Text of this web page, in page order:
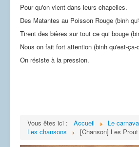
Pour qu'on vient dans leurs chapelles.
Des Matantes au Poisson Rouge (binh
Tirent des bières sur tout ce qui bouge
Nous on fait fort attention (binh qu'est-ça-
On résiste à la pression.
Vous êtes ici : Accueil
Le
Les chansons
[Chanson] Les